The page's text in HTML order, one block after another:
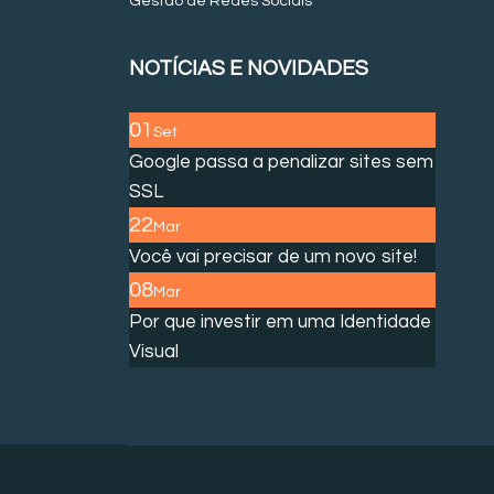
NOTÍCIAS E NOVIDADES
01 Set
Google passa a penalizar sites sem
SSL
22 Mar
Você vai precisar de um novo site!
08Mar
Por que investir em uma Identidade
Visual